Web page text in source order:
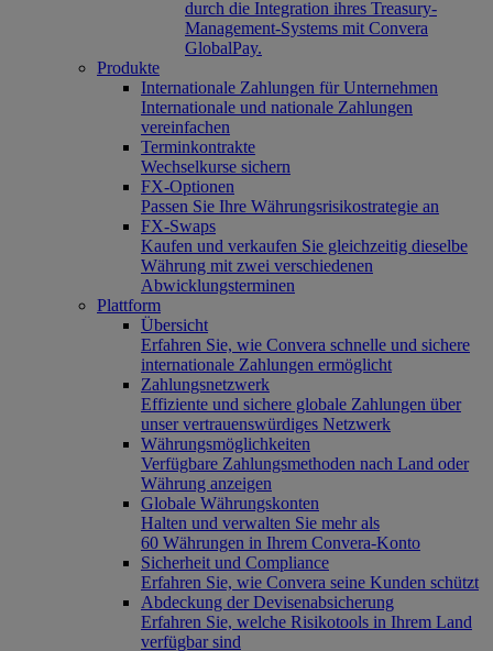
durch die Integration ihres Treasury-
Management-Systems mit Convera
GlobalPay.
Produkte
Internationale Zahlungen für Unternehmen
Internationale und nationale Zahlungen
vereinfachen
Terminkontrakte
Wechselkurse sichern
FX-Optionen
Passen Sie Ihre Währungsrisikostrategie an
FX-Swaps
Kaufen und verkaufen Sie gleichzeitig dieselbe
Währung mit zwei verschiedenen
Abwicklungsterminen
Plattform
Übersicht
Erfahren Sie, wie Convera schnelle und sichere
internationale Zahlungen ermöglicht
Zahlungsnetzwerk
Effiziente und sichere globale Zahlungen über
unser vertrauenswürdiges Netzwerk
Währungsmöglichkeiten
Verfügbare Zahlungsmethoden nach Land oder
Währung anzeigen
Globale Währungskonten
Halten und verwalten Sie mehr als
60 Währungen in Ihrem Convera-Konto
Sicherheit und Compliance
Erfahren Sie, wie Convera seine Kunden schützt
Abdeckung der Devisenabsicherung
Erfahren Sie, welche Risikotools in Ihrem Land
verfügbar sind